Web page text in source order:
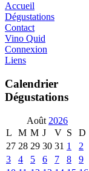
Accueil
Dégustations
Contact
Vino Quid
Connexion
Liens
Calendrier
Dégustations
Août 2026
L
M M J V S
D
27 28 29 30 31 1
2
3
4 5 6 7 8
9